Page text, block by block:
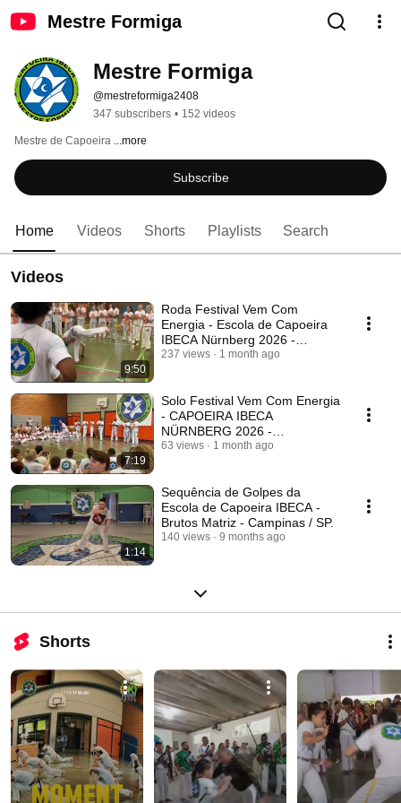
Mestre Formiga
Mestre Formiga
@mestreformiga2408
347 subscribers • 152 videos
Mestre de Capoeira ...more
Subscribe
Home Videos Shorts Playlists Search
Videos
9:50
Roda Festival Vem Com
Energia - Escola de Capoeira
IBECA Nürnberg 2026 -
Contramestre Jamanta
237 views 1 month ago
7:19
Solo Festival Vem Com Energia
- CAPOEIRA IBECA
NÜRNBERG 2026 -
CONTRAMESTRE JAMANTA
63 views 1 month ago
1:14
Sequência de Golpes da
Escola de Capoeira IBECA -
Brutos Matriz - Campinas / SP.
140 views 9 months ago
Shorts